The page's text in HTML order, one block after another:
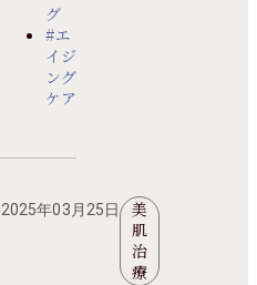
グ
#エ
イジ
ング
ケア
2025年03月25日
美
肌
治
療